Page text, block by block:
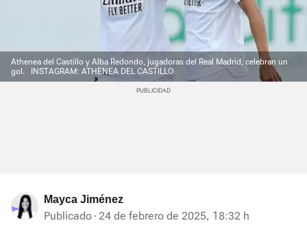
Athenea del Castillo y Alba Redondo, jugadoras del Real Madrid, celebran un
gol.
INSTAGRAM: ATHENEA DEL CASTILLO
Mayca Jiménez
Publicado 24 de febrero de 2025, 18:32 h